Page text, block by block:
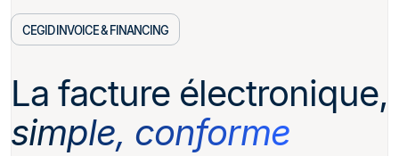
CEGID INVOICE & FINANCING
La facture électronique,
simple, conforme